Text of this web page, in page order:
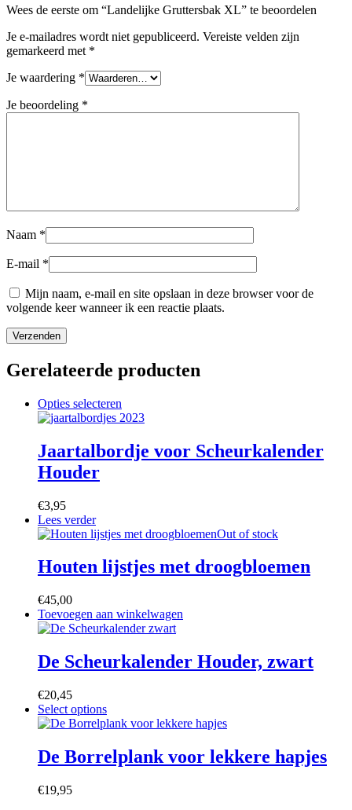
Wees de eerste om “Landelijke Gruttersbak XL” te beoordelen
Je e-mailadres wordt niet gepubliceerd. Vereiste velden zijn
gemarkeerd met *
Je waardering *
Je beoordeling *
Naam *
E-mail *
Mijn naam, e-mail en site opslaan in deze browser voor de
volgende keer wanneer ik een reactie plaats.
Gerelateerde producten
Opties selecteren
product
meerdere
variaties.
worden
op
productpagina
Jaartalbordje voor Scheurkalender
Houder
€3,95
Lees verder
Out of stock
Houten lijstjes met droogbloemen
€45,00
Toevoegen aan winkelwagen
De Scheurkalender Houder, zwart
€20,45
Select optionsDit
product
meerdere
variaties.
De Borrelplank voor lekkere hapjes
€19,95